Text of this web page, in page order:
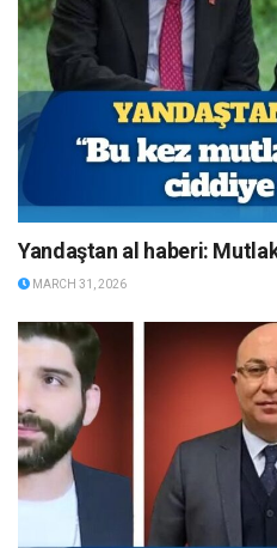
Yandaştan al haberi:
MARCH 31, 2026